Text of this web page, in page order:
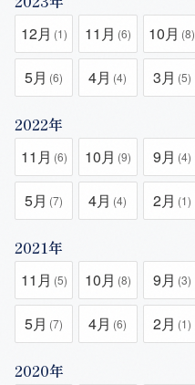
12月 (1) 11月 (6) 10月 (8)
5月 (6) 4月 (4) 3月 (5)
2022年
11月 (6) 10月 (9) 9月 (4)
5月 (7) 4月 (4) 2月 (1)
2021年
11月 (5) 10月 (8) 9月 (3)
5月 (7) 4月 (6) 2月 (1)
2020年